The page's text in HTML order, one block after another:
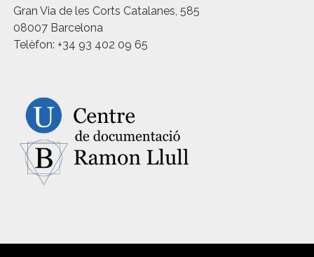
Gran Via de les Corts Catalanes, 585
08007 Barcelona
Telèfon: +34 93 402 09 65